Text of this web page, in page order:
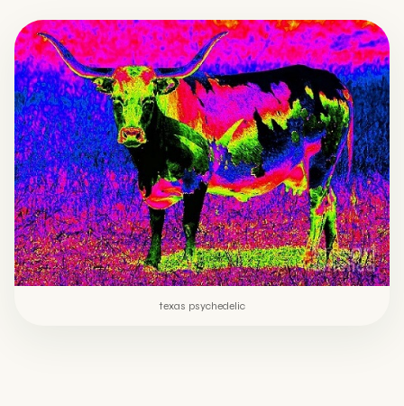
Un fabricant polonais de textiles à base de chanvre
suscite une forte…
ACTU
texas psychedelic